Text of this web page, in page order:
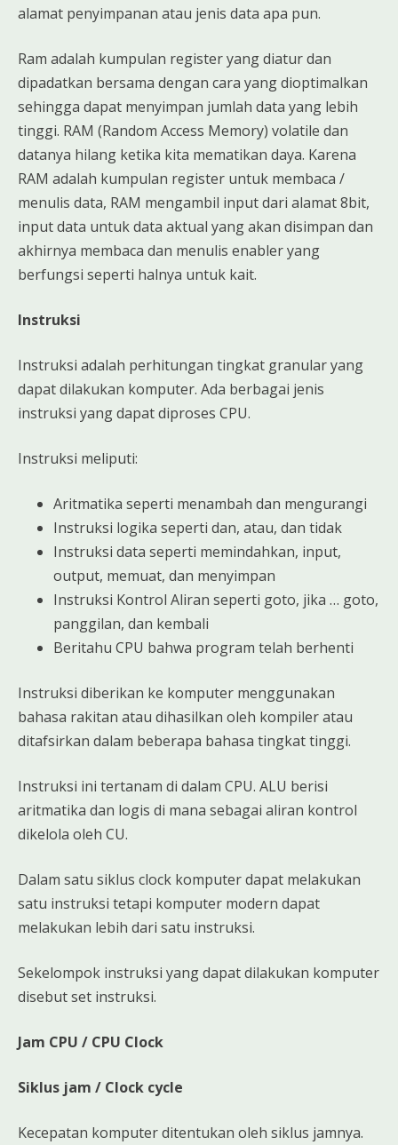
alamat penyimpanan atau jenis data apa pun.
Ram adalah kumpulan register yang diatur dan
dipadatkan bersama dengan cara yang dioptimalkan
sehingga dapat menyimpan jumlah data yang lebih
tinggi. RAM (Random Access Memory) volatile dan
datanya hilang ketika kita mematikan daya. Karena
RAM adalah kumpulan register untuk membaca /
menulis data, RAM mengambil input dari alamat 8bit,
input data untuk data aktual yang akan disimpan dan
akhirnya membaca dan menulis enabler yang
berfungsi seperti halnya untuk kait.
Instruksi
Instruksi adalah perhitungan tingkat granular yang
dapat dilakukan komputer. Ada berbagai jenis
instruksi yang dapat diproses CPU.
Instruksi meliputi:
Aritmatika seperti menambah dan mengurangi
Instruksi logika seperti dan, atau, dan tidak
Instruksi data seperti memindahkan, input,
output, memuat, dan menyimpan
Instruksi Kontrol Aliran seperti goto, jika … goto,
panggilan, dan kembali
Beritahu CPU bahwa program telah berhenti
Instruksi diberikan ke komputer menggunakan
bahasa rakitan atau dihasilkan oleh kompiler atau
ditafsirkan dalam beberapa bahasa tingkat tinggi.
Instruksi ini tertanam di dalam CPU. ALU berisi
aritmatika dan logis di mana sebagai aliran kontrol
dikelola oleh CU.
Dalam satu siklus clock komputer dapat melakukan
satu instruksi tetapi komputer modern dapat
melakukan lebih dari satu instruksi.
Sekelompok instruksi yang dapat dilakukan komputer
disebut set instruksi.
Jam CPU / CPU Clock
Siklus jam / Clock cycle
Kecepatan komputer ditentukan oleh siklus jamnya.